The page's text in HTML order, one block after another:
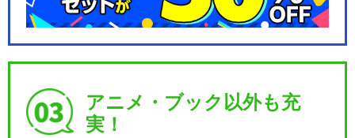
アニメ・ブック以外も充
実！